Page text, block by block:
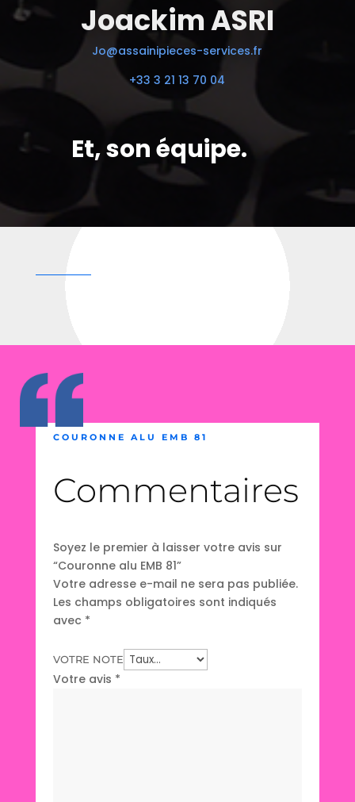
Joackim ASRI
Jo@assainipieces-services.fr
+33 3 21 13 70 04
Et, son équipe.
COURONNE ALU EMB 81
Commentaires
Soyez le premier à laisser votre avis sur
“Couronne alu EMB 81”
Votre adresse e-mail ne sera pas publiée.
Les champs obligatoires sont indiqués
avec *
VOTRE NOTE
Votre avis *